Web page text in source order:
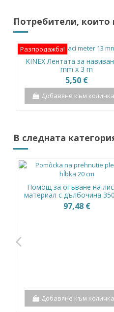
Потребители, които
Разпродажба!
KINEX Лентата за
mm x 3 m
5,50 €
Добавяне към
В следната
Помощ за огъване на
материал с дълбочина
97,48 €
Добавяне към